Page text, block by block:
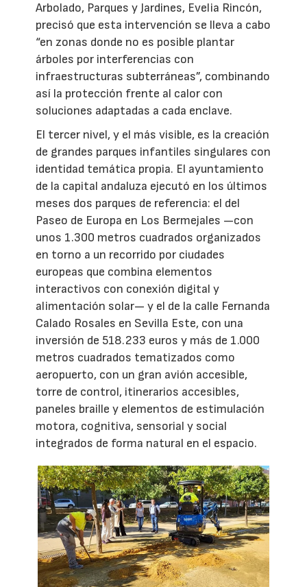
Arbolado, Parques y Jardines, Evelia Rincón,
precisó que esta intervención se lleva a cabo
“en zonas donde no es posible plantar
árboles por interferencias con
infraestructuras subterráneas”, combinando
así la protección frente al calor con
soluciones adaptadas a cada enclave.
El tercer nivel, y el más visible, es la creación
de grandes parques infantiles singulares con
identidad temática propia. El ayuntamiento
de la capital andaluza ejecutó en los últimos
meses dos parques de referencia: el del
Paseo de Europa en Los Bermejales —con
unos 1.300 metros cuadrados organizados
en torno a un recorrido por ciudades
europeas que combina elementos
interactivos con conexión digital y
alimentación solar— y el de la calle Fernanda
Calado Rosales en Sevilla Este, con una
inversión de 518.233 euros y más de 1.000
metros cuadrados tematizados como
aeropuerto, con un gran avión accesible,
torre de control, itinerarios accesibles,
paneles braille y elementos de estimulación
motora, cognitiva, sensorial y social
integrados de forma natural en el espacio.